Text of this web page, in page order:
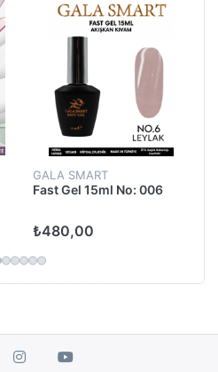
GALA SMART
Fast Gel 15ml No: 006
₺480,00